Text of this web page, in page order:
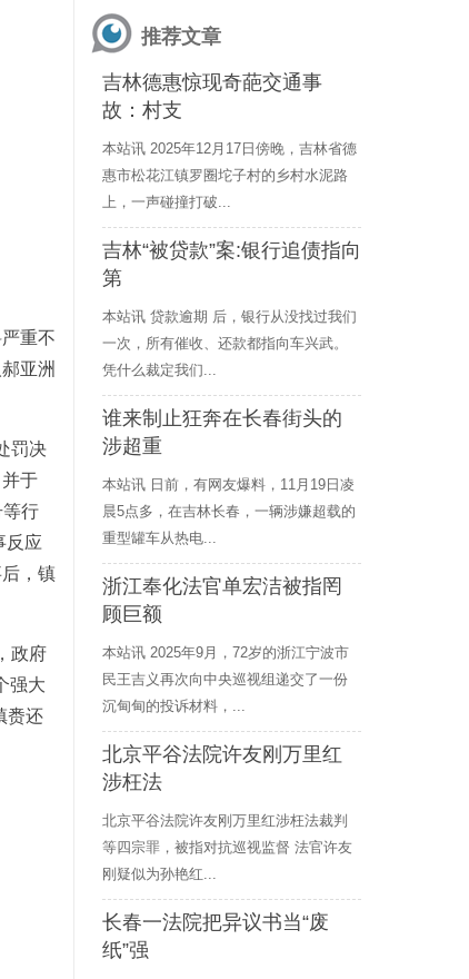
重不
亚洲
罚决
于
等行
反应
，镇
政府
强大
赉还
推荐文章
吉林德惠惊现奇葩交通事
故：村支
本站讯 2025年12月17日傍晚，吉林省德
惠市松花江镇罗圈坨子村的乡村水泥路
上，一声碰撞打破...
吉林“被贷款”案:银行追债指向
第
本站讯 贷款逾期 后，银行从没找过我们
一次，所有催收、还款都指向车兴武。
凭什么裁定我们...
谁来制止狂奔在长春街头的
涉超重
本站讯 日前，有网友爆料，11月19日凌
晨5点多，在吉林长春，一辆涉嫌超载的
重型罐车从热电...
浙江奉化法官单宏洁被指罔
顾巨额
本站讯 2025年9月，72岁的浙江宁波市
民王吉义再次向中央巡视组递交了一份
沉甸甸的投诉材料，...
北京平谷法院许友刚万里红
涉枉法
北京平谷法院许友刚万里红涉枉法裁判
等四宗罪，被指对抗巡视监督 法官许友
刚疑似为孙艳红...
长春一法院把异议书当“废
纸”强